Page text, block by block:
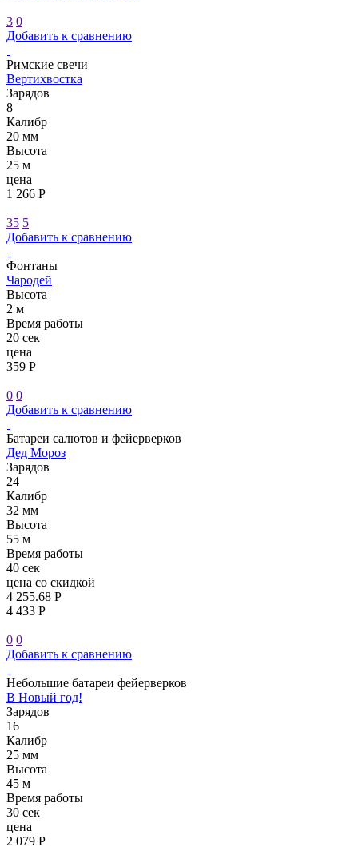
3 0
Добавить к сравнению
Римские свечи
Вертихвостка
Зарядов
8
Калибр
20 мм
Высота
25 м
цена
1 266 Р
35 5
Добавить к сравнению
Фонтаны
Чародей
Высота
2 м
Время работы
20 сек
цена
359 Р
0 0
Добавить к сравнению
Батареи салютов и фейерверков
Дед Мороз
Зарядов
24
Калибр
32 мм
Высота
55 м
Время работы
40 сек
цена со скидкой
4 255.68 Р
4 433 Р
0 0
Добавить к сравнению
Небольшие батареи фейерверков
В Новый год!
Зарядов
16
Калибр
25 мм
Высота
45 м
Время работы
30 сек
цена
2 079 Р